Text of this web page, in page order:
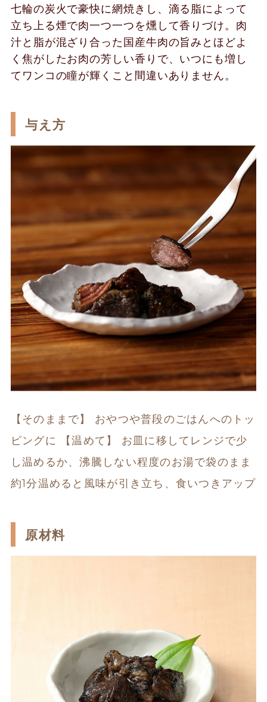
七輪の炭火で豪快に網焼きし、滴る脂によって
立ち上る煙で肉一つ一つを燻して香りづけ。肉
汁と脂が混ざり合った国産牛肉の旨みとほどよ
く焦がしたお肉の芳しい香りで、いつにも増し
てワンコの瞳が輝くこと間違いありません。
与え方
【そのままで】 おやつや普段のごはんへのトッ
ピングに 【温めて】 お皿に移してレンジで少
し温めるか、沸騰しない程度のお湯で袋のまま
約1分温めると風味が引き立ち、食いつきアップ
原材料